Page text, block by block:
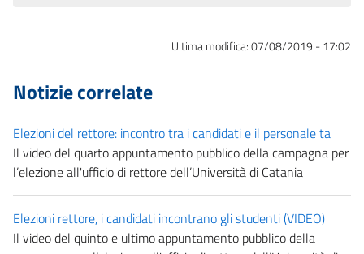
Ultima modifica:07/08/2019 - 17:02
Notizie correlate
Elezioni del rettore: incontro tra i candidati e il personale ta
Il video del quarto appuntamento pubblico della campagna per
l’elezione all'ufficio di rettore dell’Università di Catania
Elezioni rettore, i candidati incontrano gli studenti (VIDEO)
Il video del quinto e ultimo appuntamento pubblico della